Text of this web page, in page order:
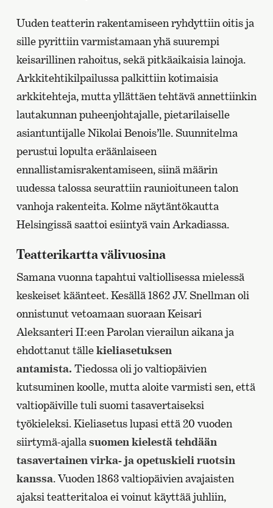
Uuden teatterin rakentamiseen ryhdyttiin oitis ja
sille pyrittiin varmistamaan yhä suurempi
keisarillinen rahoitus, sekä pitkäaikaisia lainoja.
Arkkitehtikilpailussa palkittiin kotimaisia
arkkitehteja, mutta yllättäen tehtävä annettiinkin
lautakunnan puheenjohtajalle, pietarilaiselle
asiantuntijalle Nikolai Benois’lle. Suunnitelma
perustui lopulta eräänlaiseen
ennallistamisrakentamiseen, siinä määrin
uudessa talossa seurattiin raunioituneen talon
vanhoja rakenteita. Kolme näytäntökautta
Helsingissä saattoi esiintyä vain Arkadiassa.
Teatterikartta välivuosina
Samana vuonna tapahtui valtiollisessa mielessä
keskeiset käänteet. Kesällä 1862 J.V. Snellman oli
onnistunut vetoamaan suoraan Keisari
Aleksanteri II:een Parolan vierailun aikana ja
ehdottanut tällekieliasetuksen
antamista. Tiedossa oli jo valtiopäivien
kutsuminen koolle, mutta aloite varmisti sen, että
valtiopäiville tuli suomi tasavertaiseksi
työkieleksi. Kieliasetus lupasi että 20 vuoden
siirtymä-ajallasuomen kielestä tehdään
tasavertainen virka- ja opetuskieli ruotsin
kanssa. Vuoden 1863 valtiopäivien avajaisten
ajaksi teatteritaloa ei voinut käyttää juhliin,